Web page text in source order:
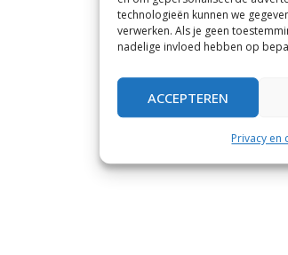
technologieën kunnen we
verwerken. Als je geen
nadelige invloed hebben op
ACCEPTEREN
Privacy en